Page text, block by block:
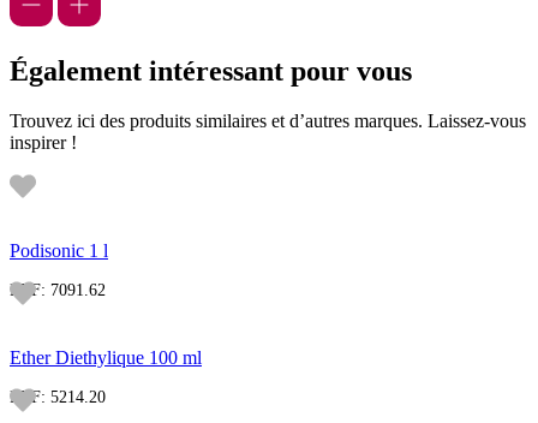
Également intéressant pour vous
Trouvez ici des produits similaires et d’autres marques. Laissez-vous
inspirer !
Podisonic 1 l
REF: 7091.62
Ether Diethylique 100 ml
REF: 5214.20